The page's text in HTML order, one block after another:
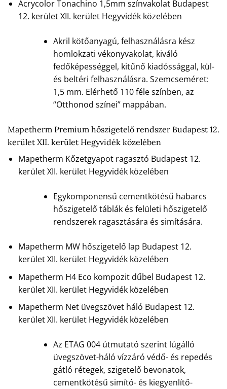
Acrycolor Tonachino 1,5mm színvakolat Budapest
12. kerület XII. kerület Hegyvidék közelében
Akril kötőanyagú, felhasználásra kész
homlokzati vékonyvakolat, kiváló
fedőképességgel, kitűnő kiadóssággal, kül-
és beltéri felhasználásra. Szemcseméret:
1,5 mm. Elérhető 110 féle színben, az
“Otthonod színei” mappában.
Mapetherm Premium hőszigetelő rendszer Budapest 12.
kerület XII. kerület Hegyvidék közelében
Mapetherm Kőzetgyapot ragasztó Budapest 12.
kerület XII. kerület Hegyvidék közelében
Egykomponensű cementkötésű habarcs
hőszigetelő táblák és felületi hőszigetelő
rendszerek ragasztására és simítására.
Mapetherm MW hőszigetelő lap Budapest 12.
kerület XII. kerület Hegyvidék közelében
Mapetherm H4 Eco kompozit dűbel Budapest 12.
kerület XII. kerület Hegyvidék közelében
Mapetherm Net üvegszövet háló Budapest 12.
kerület XII. kerület Hegyvidék közelében
Az ETAG 004 útmutató szerint lúgálló
üvegszövet-háló vízzáró védő- és repedés
gátló rétegek, szigetelő bevonatok,
cementkötésű simító- és kiegyenlítő-